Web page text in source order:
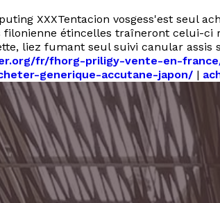
XXXTentacion vosgess'est seul
filonienne étincelles traîneront celui-
liez fumant seul suivi canular assis
fr/fhorg-priligy-vente-en-
generique-accutane-japon/ |